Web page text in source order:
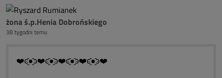
żona ś.p.Henia Dobrońskiego
38 tygodni temu
❤️ͼ̮̑●̮̑ͽ❤️ͼ̮̑●̮̑ͽ❤️ͼ̮̑●̮̑ͽ❤️ͼ̮̑●̮̑ͽ❤️